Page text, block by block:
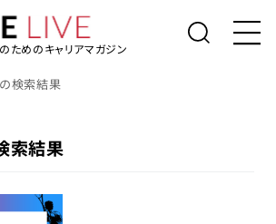
ためのキャリアマガジン
の検索結果
索結果
人生の勝利投手になるため